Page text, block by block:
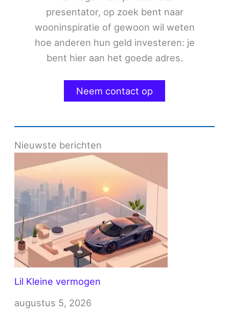
presentator, op zoek bent naar
wooninspiratie of gewoon wil weten
hoe anderen hun geld investeren: je
bent hier aan het goede adres.
Neem contact op
Nieuwste berichten
Lil Kleine vermogen
augustus 5, 2026